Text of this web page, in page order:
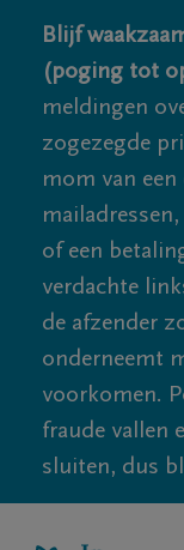
Blijf
(poging tot
meldingen
zogezegde
mom van
of een
verdachte
de afzender
onderneemt
voorkomen.
fraude vallen
sluiten, dus